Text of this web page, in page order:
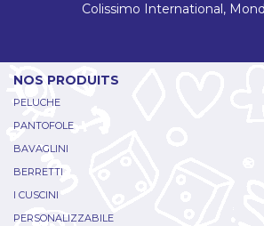
Colissimo International,
NOS PRODUITS
PELUCHE
PANTOFOLE
BAVAGLINI
BERRETTI
I CUSCINI
PERSONALIZZABILE